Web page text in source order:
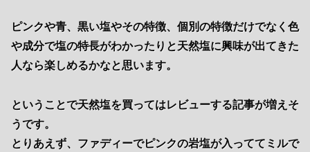
ピンクや青、黒い塩やその特徴、個別の特徴だけでなく色
や成分で塩の特長がわかったりと天然塩に興味が出てきた
人なら楽しめるかなと思います。
ということで天然塩を買ってはレビューする記事が増えそ
うです。
とりあえず、ファディーでピンクの岩塩が入っててミルで